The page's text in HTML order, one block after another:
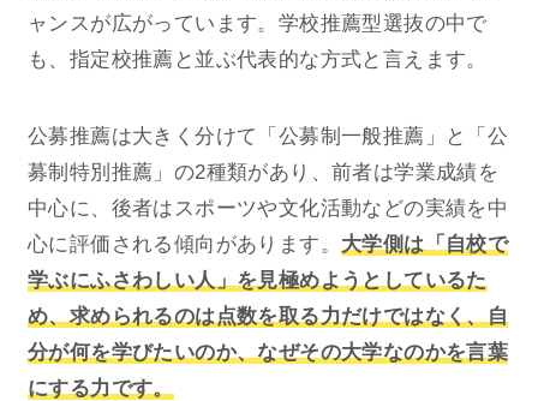
ャンスが広がっています。学校推薦型選抜の中で
も、指定校推薦と並ぶ代表的な方式と言えます。
公募推薦は大きく分けて「公募制一般推薦」と「公
募制特別推薦」の2種類があり、前者は学業成績を
中心に、後者はスポーツや文化活動などの実績を中
心に評価される傾向があります。 大学側は「自校で
学ぶにふさわしい人」を見極めようとしているた
め、求められるのは点数を取る力だけではなく、自
分が何を学びたいのか、なぜその大学なのかを言葉
にする力です。